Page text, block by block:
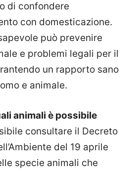
di confondere
con domesticazione.
può prevenire
e problemi legali per il
un rapporto sano
e animale.
animali è possibile
consultare il Decreto
del 19 aprile
specie animali che